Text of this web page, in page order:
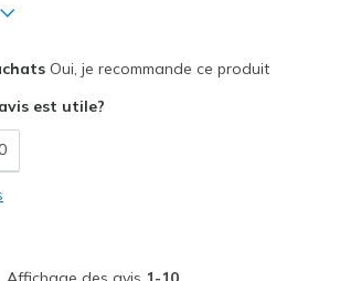
Oui, je recommande ce produit
est utile?